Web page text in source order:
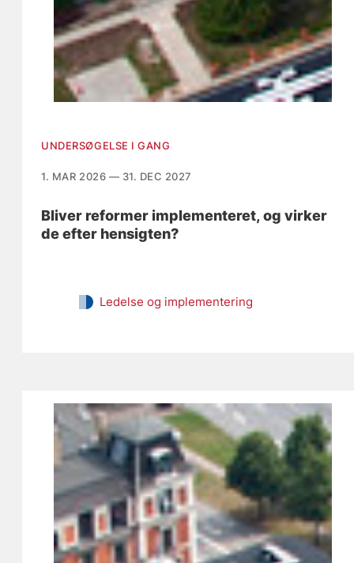
UNDERSØGELSE I GANG
1. MAR 2026 — 31. DEC 2027
Bliver reformer implementeret, og virker
de efter hensigten?
Ledelse og implementering